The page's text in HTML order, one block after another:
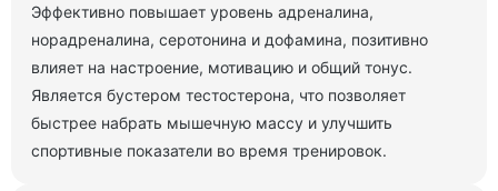
Эффективно повышает уровень адреналина,
норадреналина, серотонина и дофамина, позитивно
влияет на настроение, мотивацию и общий тонус.
Является бустером тестостерона, что позволяет
быстрее набрать мышечную массу и улучшить
спортивные показатели во время тренировок.